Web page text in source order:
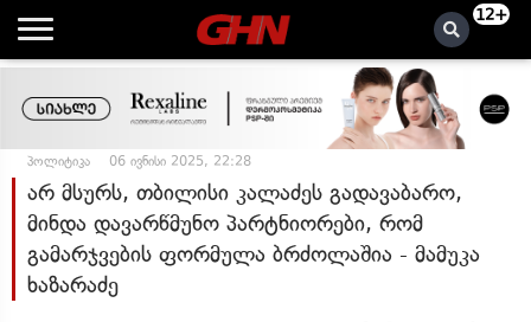
12+
პოლიტიკა 06 ივნისი 2025, 22:28
არ მსურს, თბილისი კალაძეს გადავაბარო,
მინდა დავარწმუნო პარტნიორები, რომ
გამარჯვების ფორმულა ბრძოლაშია - მამუკა
ხაზარაძე